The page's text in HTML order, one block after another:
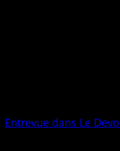
Entrevue dans Le